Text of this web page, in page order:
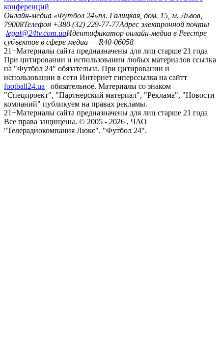
конференций
Онлайн-медиа «Футбол 24»пл. Галицкая, дом. 15, м. Львов,
79008Телефон +380 (32) 229-77-77Адрес электронной почты
legal@24tv.com.uaИдентификатор онлайн-медиа в Реестре
субъектов в сфере медиа — R40-06058
21+Материалы сайта предназначены для лиц старше 21 года
При цитировании и использовании любых материалов ссылка
на "Футбол 24" обязательна. При цитировании и
использовании в сети Интернет гиперссылка на сайтт
football24.ua
обязательное. Материалы со знаком
"Спецпроект", "Партнерский материал", "Реклама", "Новости
компаний" публикуем на правах рекламы.
21+Материалы сайта предназначены для лиц старше 21 года
Все права защищены. © 2005 - 2026 , ЧАО
"Телерадиокомпания Люкс". "Футбол 24".